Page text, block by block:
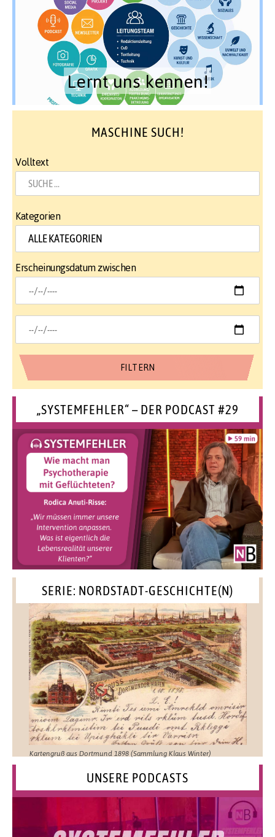
Lernt uns kennen!
MASCHINE SUCH!
Volltext
Kategorien
Erscheinungsdatum zwischen
„SYSTEMFEHLER“ – DER PODCAST #29
SERIE: NORDSTADT-GESCHICHTE(N)
Kartengruß aus Dortmund 1898 (Sammlung Klaus Winter)
UNSERE PODCASTS